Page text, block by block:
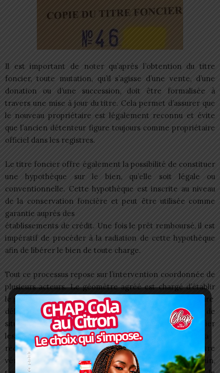
Il est important de noter qu’après l’obtention du titre
foncier, toute mutation, qu’il s’agisse d’une vente, d’une
donation ou d’une succession, doit être formalisée à
travers une mise à jour du titre. Cela permet d’assurer que
le nouveau propriétaire est légalement reconnu et évite
que l’ancien détenteur figure toujours comme propriétaire
officiel dans les registres.
Le titre foncier offre également la possibilité de constituer
une hypothèque sur le bien, qu’elle soit légale ou
conventionnelle. Cette hypothèque est inscrite au niveau
de la conservation foncière et peut être utilisée comme
garantie auprès des
établissements de crédit. Une fois le prêt remboursé, il est
impératif de procéder à la radiation de cette hypothèque
afin de libérer le bien de toute charge.
Tout ce processus repose sur l’intervention coordonnée de
plusieurs acteurs. Le géomètre agréé est chargé d’établir
le plan et de réaliser le bornage. La mairie ou la préfecture
délivre les documents administratifs comme le certificat de
situation. Le notaire intervient pour rédiger et authentifier
les actes juridiques. Le GUF, par le biais de l’OTR, assure la
réception, la gestion et le suivi des dossiers. Le cadastre
vérifie les plans et réalise les opérations sur le terrain,